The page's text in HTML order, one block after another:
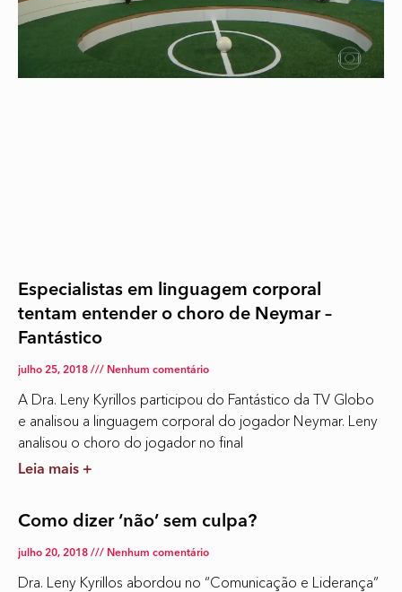
Especialistas em linguagem corporal
tentam entender o choro de Neymar –
Fantástico
julho 25, 2018 Nenhum comentário
A Dra. Leny Kyrillos participou do Fantástico da TV Globo
e analisou a linguagem corporal do jogador Neymar. Leny
analisou o choro do jogador no final
Leia mais +
Como dizer ‘não’ sem culpa?
julho 20, 2018 Nenhum comentário
Dra. Leny Kyrillos abordou no “Comunicação e Liderança”